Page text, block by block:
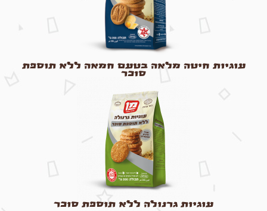
עוגיות חיטה מלאה בטעם חמאה ללא תוספת
סוכר
עוגיות גרנולה ללא תוספת סוכר